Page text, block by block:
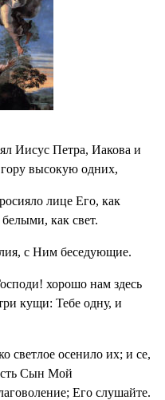
Иисус Петра, Иакова и
высокую одних,
лице Его, как
как свет.
с Ним беседующие.
хорошо нам здесь
кущи: Тебе одну, и
светлое осенило их; и се,
Сын Мой
Его слушайте.